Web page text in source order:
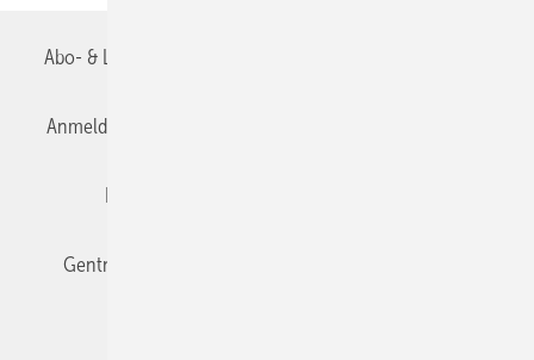
Abo- & Leserservice
Anmelden
Gentner Verlag